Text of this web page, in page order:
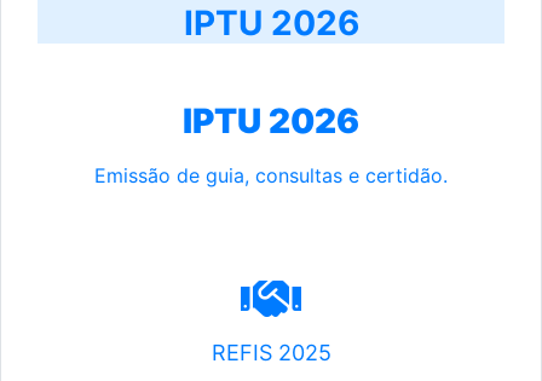
IPTU 2026
IPTU 2026
Emissão de guia, consultas e certidão.
REFIS 2025